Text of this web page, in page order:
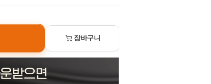
장바구니